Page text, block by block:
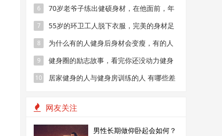
大呼：酸了！
6
70岁老爷子练出健硕身材，在他面前，年
龄真的只是数字
7
55岁的环卫工人脱下衣服，完美的身材足
以让年轻人羞愧的低头
8
为什么有的人健身后身材会变瘦，有的人
健身后却越来越“胖”？
9
健身圈的励志故事，看完你还没动力健身
吗？
10
居家健身的人与健身房训练的人 有哪些差
网友关注
男性长期做仰卧起会如何？